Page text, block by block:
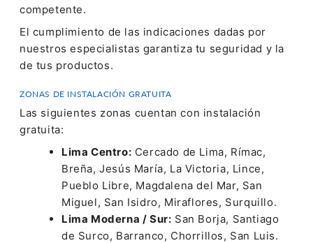
competente.
El cumplimiento de las indicaciones dadas por
nuestros especialistas garantiza tu seguridad y la
de tus productos.
ZONAS DE INSTALACIÓN GRATUITA
Las siguientes zonas cuentan con instalación
gratuita:
Lima Centro: Cercado de Lima, Rímac,
Breña, Jesús María, La Victoria, Lince,
Pueblo Libre, Magdalena del Mar, San
Miguel, San Isidro, Miraflores, Surquillo.
Lima Moderna / Sur: San Borja, Santiago
de Surco, Barranco, Chorrillos, San Luis.